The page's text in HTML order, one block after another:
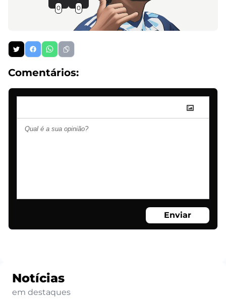
0 0
Comentários:
Enviar
Notícias
em destaques